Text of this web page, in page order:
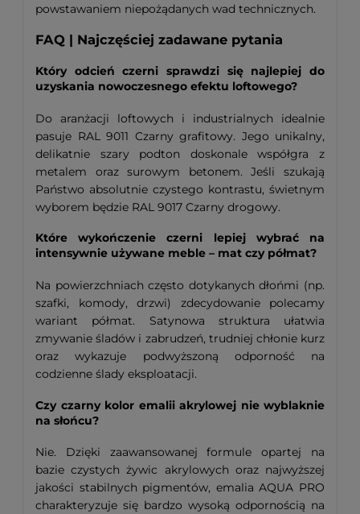
powstawaniem niepożądanych wad technicznych.
FAQ | Najczęściej zadawane pytania
Który odcień czerni sprawdzi się najlepiej do
uzyskania nowoczesnego efektu loftowego?
Do aranżacji loftowych i industrialnych idealnie
pasuje RAL 9011 Czarny grafitowy. Jego unikalny,
delikatnie szary podton doskonale współgra z
metalem oraz surowym betonem. Jeśli szukają
Państwo absolutnie czystego kontrastu, świetnym
wyborem będzie RAL 9017 Czarny drogowy.
Które wykończenie czerni lepiej wybrać na
intensywnie używane meble – mat czy półmat?
Na powierzchniach często dotykanych dłońmi (np.
szafki, komody, drzwi) zdecydowanie polecamy
wariant półmat. Satynowa struktura ułatwia
zmywanie śladów i zabrudzeń, trudniej chłonie kurz
oraz wykazuje podwyższoną odporność na
codzienne ślady eksploatacji.
Czy czarny kolor emalii akrylowej nie wyblaknie
na słońcu?
Nie. Dzięki zaawansowanej formule opartej na
bazie czystych żywic akrylowych oraz najwyższej
jakości stabilnych pigmentów, emalia AQUA PRO
charakteryzuje się bardzo wysoką odpornością na